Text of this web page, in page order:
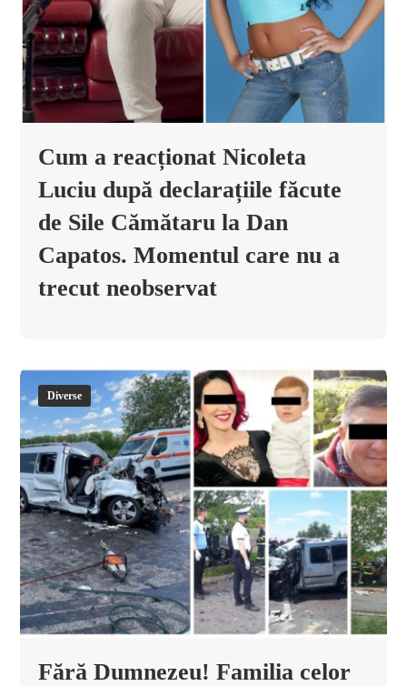
Cum a reacționat Nicoleta
Luciu după declarațiile făcute
de Sile Cămătaru la Dan
Capatos. Momentul care nu a
trecut neobservat
Diverse
Fără Dumnezeu! Familia celor